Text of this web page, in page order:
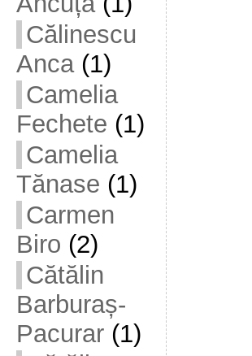
Călinescu
Anca(1)
Camelia
Fechete (1)
Camelia
Tănase (1)
Carmen
Biro (2)
Cătălin
Barburaș-
Pacurar(1)